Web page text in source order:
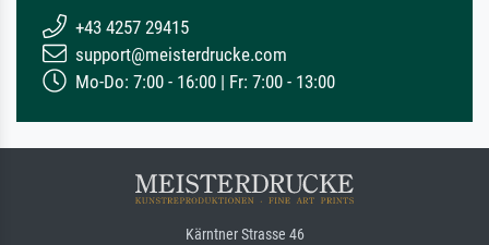
+43 4257 29415
support@meisterdrucke.com
Mo-Do: 7:00 - 16:00 | Fr: 7:00 - 13:00
Kärntner Strasse 46